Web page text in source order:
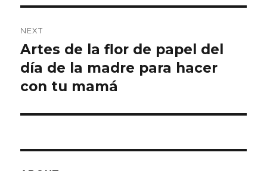
NEXT
Next
post:
Artes de la flor de papel del
día de la madre para hacer
con tu mamá